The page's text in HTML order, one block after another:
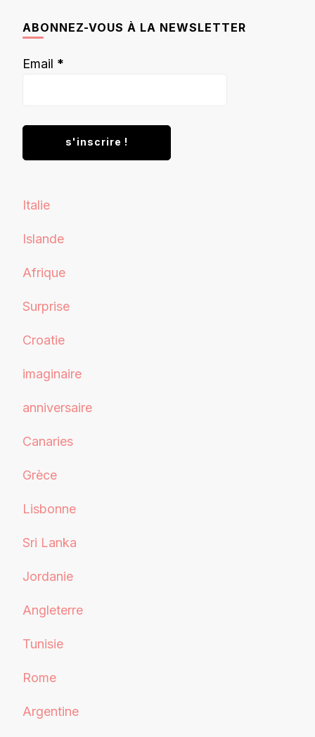
ABONNEZ-VOUS À LA NEWSLETTER
Email *
Italie
Islande
Afrique
Surprise
Croatie
imaginaire
anniversaire
Canaries
Grèce
Lisbonne
Sri Lanka
Jordanie
Angleterre
Tunisie
Rome
Argentine